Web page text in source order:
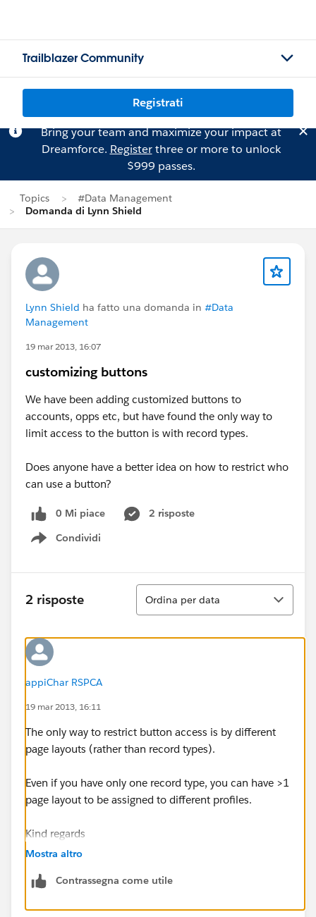
Trailblazer Community
Registrati
Bring your team and maximize your impact at
Dreamforce. Registerthree or more to unlock
$999 passes.
Topics
#Data Management
Domanda di Lynn Shield
Lynn Shield ha fatto una domanda in #Data
Management
19 mar 2013, 16:07
customizing buttons
We have been adding customized buttons to
accounts, opps etc, but have found the only way to
limit access to the button is with record types.
Does anyone have a better idea on how to restrict who
can use a button?
0 Mi piace
2 risposte
Condividi
Show menu
2 risposte
Ordina
Ordina per data
appiChar RSPCA
19 mar 2013, 16:11
The only way to restrict button access is by different
page layouts (rather than record types).
Even if you have only one record type, you can have >1
page layout to be assigned to different profiles.
Kind regards
Mostra altro
Contrassegna come utile